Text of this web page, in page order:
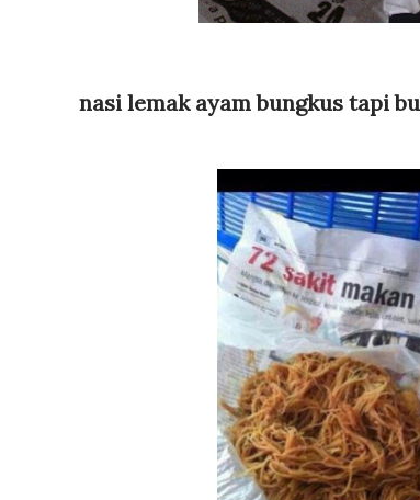
nasi lemak ayam bungkus tapi